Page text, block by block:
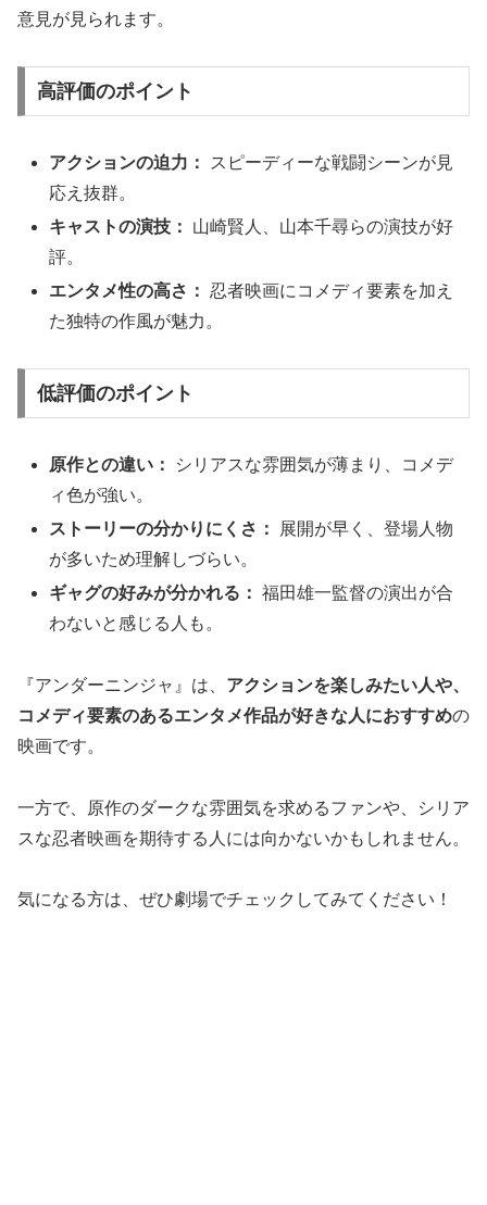
意見が見られます。
高評価のポイント
アクションの迫力：
スピーディーな戦闘シーンが見
応え抜群。
キャストの演技：
山崎賢人、山本千尋らの演技が好
評。
エンタメ性の高さ：
忍者映画にコメディ要素を加え
た独特の作風が魅力。
低評価のポイント
原作との違い：
シリアスな雰囲気が薄まり、コメデ
ィ色が強い。
ストーリーの分かりにくさ：
展開が早く、登場人物
が多いため理解しづらい。
ギャグの好みが分かれる： 福田雄一監督の演出が合
わないと感じる人も。
『アンダーニンジャ』は、 アクションを楽しみたい人や、
コメディ要素のあるエンタメ作品が好きな人におすすめの
映画です。
一方で、原作のダークな雰囲気を求めるファンや、シリア
スな忍者映画を期待する人には向かないかもしれません。
気になる方は、ぜひ劇場でチェックしてみてください！